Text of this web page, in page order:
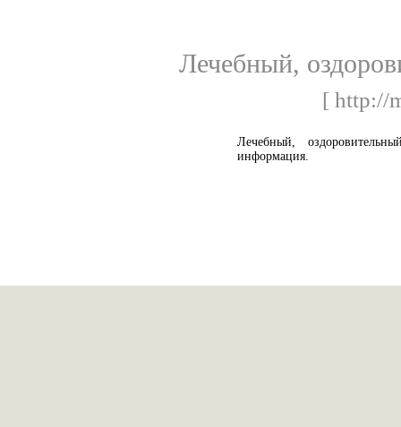
Лечебный,
[ http://
Лечебный,
информация.